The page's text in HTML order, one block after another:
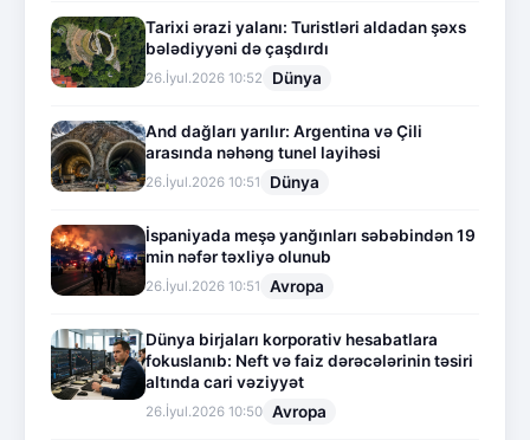
Tarixi ərazi yalanı: Turistləri aldadan şəxs
bələdiyyəni də çaşdırdı
26.İyul.2026 10:52 Dünya
And dağları yarılır: Argentina və Çili
arasında nəhəng tunel layihəsi
26.İyul.2026 10:51 Dünya
İspaniyada meşə yanğınları səbəbindən 19
min nəfər təxliyə olunub
26.İyul.2026 10:51 Avropa
Dünya birjaları korporativ hesabatlara
fokuslanıb: Neft və faiz dərəcələrinin təsiri
altında cari vəziyyət
26.İyul.2026 10:50 Avropa